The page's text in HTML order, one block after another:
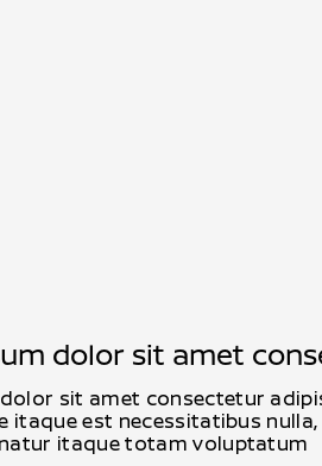
dolor sit amet
sit amet consectetur
itaque est necessitatibus
itaque totam voluptatum